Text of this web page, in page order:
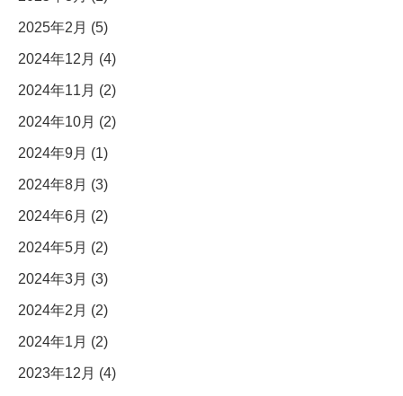
2025年2月 (5)
2024年12月 (4)
2024年11月 (2)
2024年10月 (2)
2024年9月 (1)
2024年8月 (3)
2024年6月 (2)
2024年5月 (2)
2024年3月 (3)
2024年2月 (2)
2024年1月 (2)
2023年12月 (4)